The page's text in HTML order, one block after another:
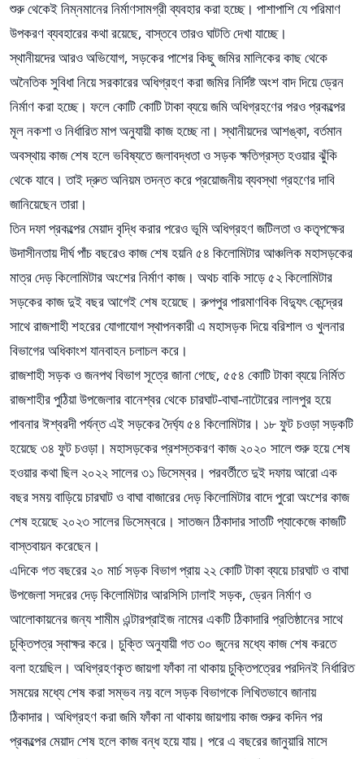
শুরু থেকেই নিম্নমানের নির্মাণসামগ্রী ব্যবহার করা হচ্ছে। পাশাপাশি যে পরিমাণ
উপকরণ ব্যবহারের কথা রয়েছে, বাস্তবে তারও ঘাটতি দেখা যাচ্ছে।
স্থানীয়দের আরও অভিযোগ, সড়কের পাশের কিছু জমির মালিকের কাছ থেকে
অনৈতিক সুবিধা নিয়ে সরকারের অধিগ্রহণ করা জমির নির্দিষ্ট অংশ বাদ দিয়ে ড্রেন
নির্মাণ করা হচ্ছে। ফলে কোটি কোটি টাকা ব্যয়ে জমি অধিগ্রহণের পরও প্রকল্পের
মূল নকশা ও নির্ধারিত মাপ অনুযায়ী কাজ হচ্ছে না। স্থানীয়দের আশঙ্কা, বর্তমান
অবস্থায় কাজ শেষ হলে ভবিষ্যতে জলাবদ্ধতা ও সড়ক ক্ষতিগ্রস্ত হওয়ার ঝুঁকি
থেকে যাবে। তাই দ্রুত অনিয়ম তদন্ত করে প্রয়োজনীয় ব্যবস্থা গ্রহণের দাবি
জানিয়েছেন তারা।
তিন দফা প্রকল্পের মেয়াদ বৃদ্ধি করার পরেও ভূমি অধিগ্রহণ জটিলতা ও কতৃপক্ষের
উদাসীনতায় দীর্ঘ পাঁচ বছরেও কাজ শেষ হয়নি ৫৪ কিলোমিটার আঞ্চলিক মহাসড়কের
মাত্র দেড় কিলোমিটার অংশের নির্মাণ কাজ। অথচ বাকি সাড়ে ৫২ কিলোমিটার
সড়কের কাজ দুই বছর আগেই শেষ হয়েছে। রুপপুর পারমাণবিক বিদ্যুৎ কেন্দ্রের
সাথে রাজশাহী শহরের যোগাযোগ স্থাপনকারী এ মহাসড়ক দিয়ে বরিশাল ও খুলনার
বিভাগের অধিকাংশ যানবাহন চলাচল করে।
রাজশাহী সড়ক ও জনপথ বিভাগ সূত্রে জানা গেছে, ৫৫৪ কোটি টাকা ব্যয়ে নির্মিত
রাজশাহীর পুঠিয়া উপজেলার বানেশ্বর থেকে চারঘাট-বাঘা-নাটোরের লালপুর হয়ে
পাবনার ঈশ্বরদী পর্যন্ত এই সড়কের দৈর্ঘ্য ৫৪ কিলোমিটার। ১৮ ফুট চওড়া সড়কটি
হয়েছে ৩৪ ফুট চওড়া। মহাসড়কের প্রশস্তকরণ কাজ ২০২০ সালে শুরু হয়ে শেষ
হওয়ার কথা ছিল ২০২২ সালের ৩১ ডিসেম্বর। পরবর্তীতে দুই দফায় আরো এক
বছর সময় বাড়িয়ে চারঘাট ও বাঘা বাজারের দেড় কিলোমিটার বাদে পুরো অংশের কাজ
শেষ হয়েছে ২০২৩ সালের ডিসেম্বরে। সাতজন ঠিকাদার সাতটি প্যাকেজে কাজটি
বাস্তবায়ন করেছেন।
এদিকে গত বছরের ২০ মার্চ সড়ক বিভাগ প্রায় ২২ কোটি টাকা ব্যয়ে চারঘাট ও বাঘা
উপজেলা সদরের দেড় কিলোমিটার আরসিসি ঢালাই সড়ক, ড্রেন নির্মাণ ও
আলোকায়নের জন্য শামীম এন্টারপ্রাইজ নামের একটি ঠিকাদারি প্রতিষ্ঠানের সাথে
চুক্তিপত্র স্বাক্ষর করে। চুক্তি অনুযায়ী গত ৩০ জুনের মধ্যে কাজ শেষ করতে
বলা হয়েছিল। অধিগ্রহণকৃত জায়গা ফাঁকা না থাকায় চুক্তিপত্রের পরদিনই নির্ধারিত
সময়ের মধ্যে শেষ করা সম্ভব নয় বলে সড়ক বিভাগকে লিখিতভাবে জানায়
ঠিকাদার। অধিগ্রহণ করা জমি ফাঁকা না থাকায় জায়গায় কাজ শুরুর কদিন পর
প্রকল্পের মেয়াদ শেষ হলে কাজ বন্ধ হয়ে যায়। পরে এ বছরের জানুয়ারি মাসে